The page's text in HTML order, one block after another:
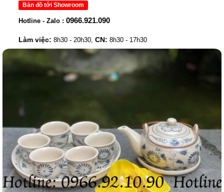
Bản đồ tới Showroom
Hotline - Zalo : 0966.921.090
Làm việc: 8h30 - 20h30, CN: 8h30 - 17h30